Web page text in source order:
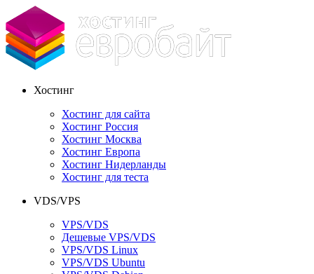
Хостинг
Хостинг для сайта
Хостинг Россия
Хостинг Москва
Хостинг Европа
Хостинг Нидерланды
Хостинг для теста
VDS/VPS
VPS/VDS
Дешевые VPS/VDS
VPS/VDS Linux
VPS/VDS Ubuntu